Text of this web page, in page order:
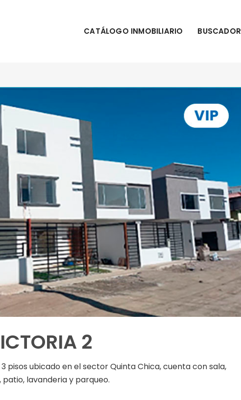
CATÁLOGO INMOBILIARIO BUSCADOR
2
pisos ubicado en el sector Quinta Chica, cuenta con sala,
lavanderia y parqueo.